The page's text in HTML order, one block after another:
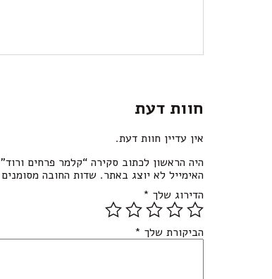
חוות דעת
אין עדיין חוות דעת.
היה הראשון לכתוב סקירה “קלמר פרחים ורוד”
האימייל לא יוצג באתר. שדות החובה מסומנים
הדירוג שלך *
הביקורת שלך *